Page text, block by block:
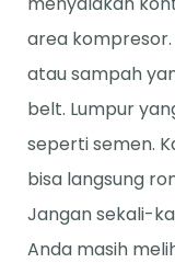
area
atau sampah
belt. Lumpur
seperti semen.
bisa langsung
Jangan sekali-
Anda masih